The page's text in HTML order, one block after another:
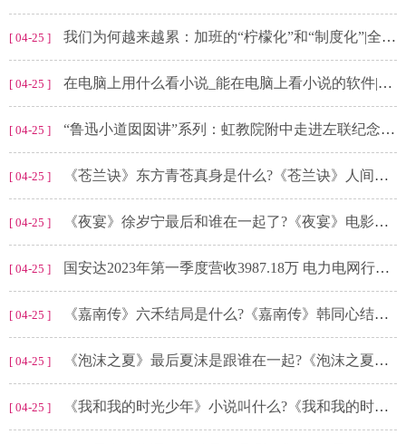
[ 04-25 ] 我们为何越来越累：加班的“柠檬化”和“制度化”|全球报道
[ 04-25 ] 在电脑上用什么看小说_能在电脑上看小说的软件|全球热文
[ 04-25 ] “鲁迅小道囡囡讲”系列：虹教院附中走进左联纪念馆诵读红色经典
[ 04-25 ] 《苍兰诀》东方青苍真身是什么?《苍兰诀》人间剧情第几集?
[ 04-25 ] 《夜宴》徐岁宁最后和谁在一起了?《夜宴》电影讲的是什么内容?
[ 04-25 ] 国安达2023年第一季度营收3987.18万 电力电网行业收入减少-天天动态
[ 04-25 ] 《嘉南传》六禾结局是什么?《嘉南传》韩同心结局怎么了?
[ 04-25 ] 《泡沫之夏》最后夏沫是跟谁在一起?《泡沫之夏》讲了什么?
[ 04-25 ] 《我和我的时光少年》小说叫什么?《我和我的时光少年》结局是什么?